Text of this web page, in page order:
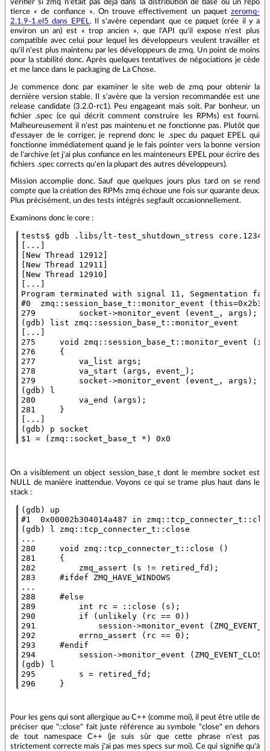
vérifier si zmq n'était pas déjà dans la distribution de base ou un repo
tierce « de confiance ». On trouve effectivement un paquet zeromq-
2.1.9-1.el5 dans EPEL
. Il s'avère cependant que ce paquet (crée il y a
environ un an) est « trop ancien », que l'API qu'il expose n'est plus
compatible avec celui pour lequel les développeurs veulent travailler et
qu'il n'est plus maintenu par les développeurs de zmq. Un point de moins
pour la stabilité donc. Après quelques tentatives de négociations je cède
et me lance dans le packaging de La Chose.
Je commence donc par examiner le site web de zmq pour obtenir la
dernière version stable. Il s'avère que la version recommandée est une
release candidate (3.2.0-rc1). Peu engageant mais soit. Par bonheur, un
fichier .spec (ce qui décrit comment construire les RPMs) est fourni.
Malheureusement il n'est pas maintenu et ne fonctionne pas. Plutôt que
d'essayer de le corriger, je reprend donc le .spec du paquet EPEL qui
fonctionne immédiatement quand je le fais pointer vers la bonne version
de l'archive (et j'ai plus confiance en les mainteneurs EPEL pour écrire des
fichiers .spec corrects qu'en la plupart des autres développeurs).
Mission accomplie donc. Sauf que quelques jours plus tard on se rend
compte que la création des RPMs zmq échoue une fois sur quarante deux.
Plus précisément, un des tests intégrés segfault occasionnellement.
Examinons donc le core :
tests$ gdb .libs/lt-test_shutdown_stress core.12342
[...]
[New Thread 12912]
[New Thread 12911]
[New Thread 12910]
[...]
Program terminated with signal 11, Segmentation
#0  zmq::session_base_t::monitor_event
279         socket->monitor_event (event_, args);
(gdb) list zmq::session_base_t::monitor_event
[...]
275     void zmq::session_base_t::monitor_event
276     {
277         va_list args;
278         va_start (args, event_);
279         socket->monitor_event (event_, args);
(gdb) l
280         va_end (args);
281     }
[...]
(gdb) p socket
On a visiblement un object session_base_t dont le membre socket est
NULL de manière inattendue. Voyons ce qui se trame plus haut dans le
stack :
(gdb) up
#1  0x00002b304014a487 in
(gdb) l zmq::tcp_connecter_t::close
...
280     void zmq::tcp_connecter_t::close ()
281     {
282         zmq_assert (s != retired_fd);
283     #ifdef ZMQ_HAVE_WINDOWS
...
288     #else
289         int rc = ::close (s);
290         if (unlikely (rc == 0))
291             session->monitor_event
292         errno_assert (rc == 0);
293     #endif
294         session->monitor_event
(gdb) l
295         s = retired_fd;
Pour les gens qui sont allergique au C++ (comme moi), il peut être utile de
préciser que "::close" fait juste référence au symbole "close" en dehors
de tout namespace C++ (je suis sûr que cette phrase n'est pas
strictement correcte mais j'ai pas mes specs sur moi). Ce qui signifie qu'à